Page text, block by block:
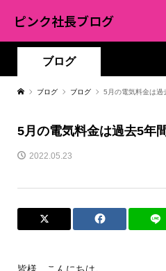
ピンク社長ブログ
ブログ
ブログ ブログ 5月の電気料金は過
5月の電気料金は過去5年
2022.05.23